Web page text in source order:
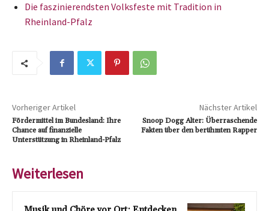
Die faszinierendsten Volksfeste mit Tradition in
Rheinland-Pfalz
Vorheriger Artikel
Fördermittel im Bundesland: Ihre
Chance auf finanzielle
Unterstützung in Rheinland-Pfalz
Nächster Artikel
Snoop Dogg Alter: Überraschende
Fakten über den berühmten Rapper
Weiterlesen